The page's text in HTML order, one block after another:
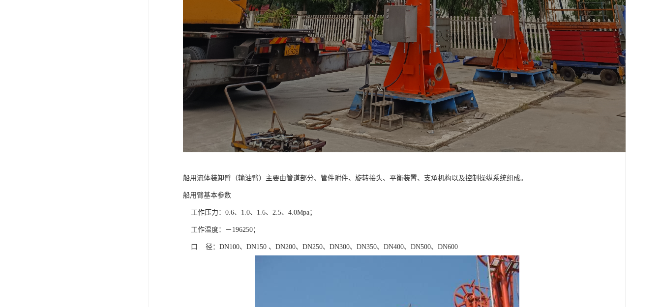
船用流体装卸臂（输油臂）主要由管道部分、管件附件、旋转接头、平衡装置、支承机构以及控制操纵系统组成。
船用臂基本参数
工作压力：0.6、1.0、1.6、2.5、4.0Mpa；
工作温度：－196250；
口 径：DN100、DN150 、DN200、DN250、DN300、DN350、DN400、DN500、DN600